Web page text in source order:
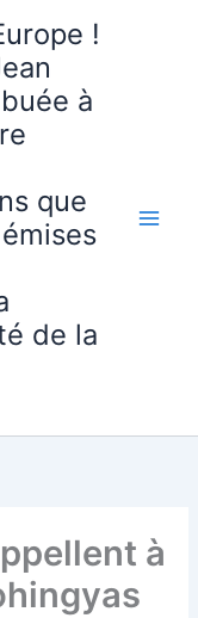
!
à
que
de la
à